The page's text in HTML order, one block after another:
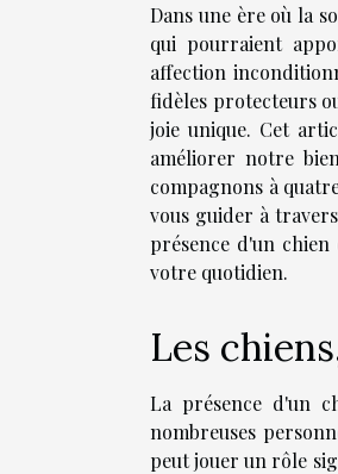
Dans une ère où la
qui pourraient
affection
fidèles protecteurs
joie unique. Cet
améliorer notre
compagnons à
vous guider à
présence d'un
votre quotidien.
Les
La présence d'un
nombreuses
peut jouer un rôle